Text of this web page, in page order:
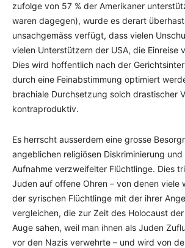
zufolge von 57 % der Amerikaner
waren dagegen), wurde es derart
unsachgemäss verfügt, dass vielen
vielen Unterstützern der USA, die Einreise
Dies wird hoffentlich nach der
durch eine Feinabstimmung optimiert
brachiale Durchsetzung solch drastischer
kontraproduktiv.
Es herrscht ausserdem eine grosse
angeblichen religiösen Diskriminierung
Aufnahme verzweifelter Flüchtlinge. Dies
Juden auf offene Ohren – von denen viele
der syrischen Flüchtlinge mit der ihrer
vergleichen, die zur Zeit des Holocaust
Auge sahen, weil man ihnen als Juden
vor den Nazis verwehrte – und wird von